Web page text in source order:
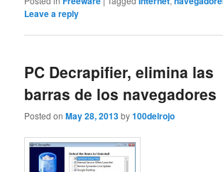
Leave a reply
PC Decrapifier, elimina las
barras de los navegadores
Posted onMay 28, 2013by100delrojo